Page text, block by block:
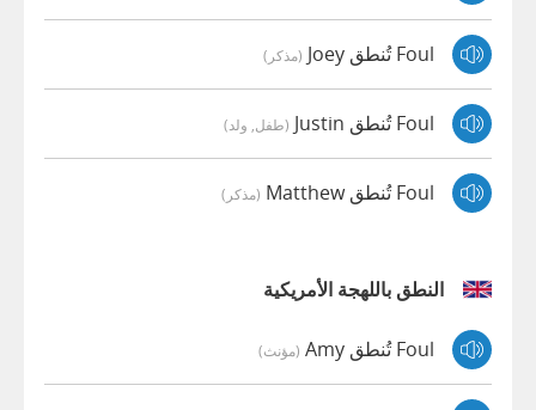
Foul تُنطق Joey (مذكر)
Foul تُنطق Justin (طفل, ولد)
Foul تُنطق Matthew (مذكر)
النطق باللهجة الأمريكية
Foul تُنطق Amy (مؤنث)